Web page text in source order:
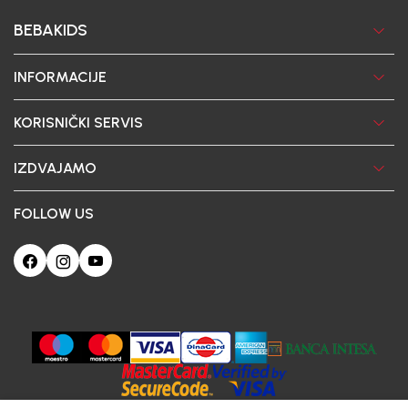
BEBAKIDS
INFORMACIJE
KORISNIČKI SERVIS
IZDVAJAMO
FOLLOW US
Ova web-stranica koristi kolačiće
Poštovani korisniče, naš sajt koristi cookies (kolačiće) u cilju poboljšanja
korisničkog iskustva. Ukoliko nastavite da pregledate i koristite našu Internet